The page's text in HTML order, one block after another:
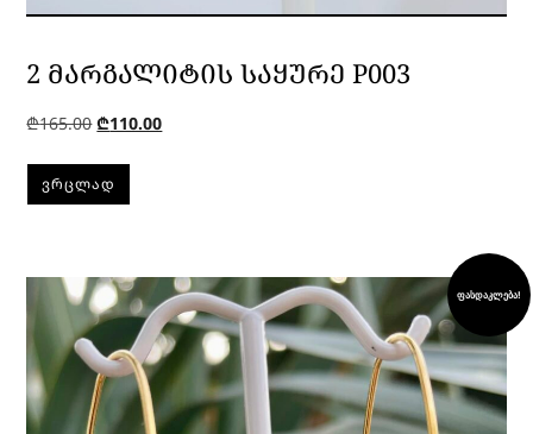
2 ᲛᲐᲠᲒᲐᲚᲘᲢᲘᲡ ᲡᲐᲧᲣᲠᲔ P003
₾165.00 ₾110.00
ᲕᲠᲪᲚᲐᲓ
ფასდაკლება!